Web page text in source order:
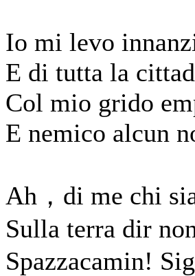
Io mi levo
E di tutta la
Col mio grido
E nemico alcun
Ah，di me chi
Sulla terra dir
Spazzacamin!